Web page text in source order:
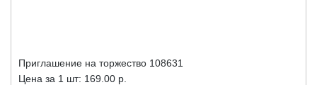
Приглашение на торжество 108631
Цена за 1 шт: 169.00 р.